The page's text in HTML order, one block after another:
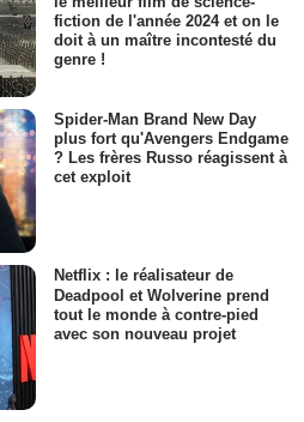
fiction de l'année 2024 et on le
doit à un maître incontesté du
genre !
Spider-Man Brand New Day
plus fort qu'Avengers Endgame
? Les frères Russo réagissent à
cet exploit
Netflix : le réalisateur de
Deadpool et Wolverine prend
tout le monde à contre-pied
avec son nouveau projet